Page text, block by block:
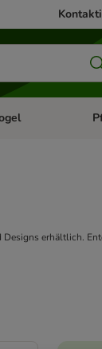
Menü öffnen:
erhältlich.